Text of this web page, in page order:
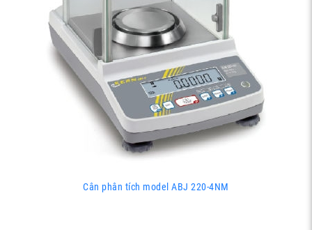
Cân phân tích model ABJ 220-4NM